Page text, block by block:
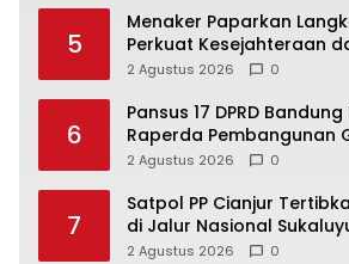
5
Menaker Paparkan
Perkuat Kesejahteraan
Pekerja
2 Agustus 2026 0
6
Pansus 17 DPRD
Raperda Pembangunan
Inspektorat dan RSUD
2 Agustus 2026 0
7
Satpol PP Cianjur
di Jalur Nasional
Bangunan Jadi Target
2 Agustus 2026 0